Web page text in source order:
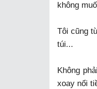
không
Tôi cũng
túi...
Không
xoay nổi